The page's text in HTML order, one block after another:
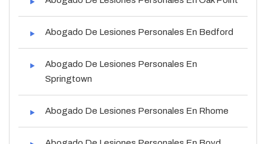
Abogado De Lesiones Personales En Bedford
Abogado De Lesiones Personales En
Springtown
Abogado De Lesiones Personales En Rhome